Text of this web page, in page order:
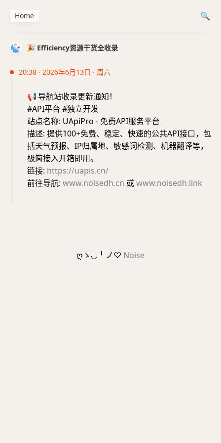
🎉 Efficiency资源干货全收录
20:38 · 2026年6月13日 · 周六
📢导航站收录更新通知！
#API平台 #独立开发
站点名称: UApiPro - 免费API服务平台
描述: 提供100+免费、稳定、快速的公共API接口，包
括天气预报、IP归属地、敏感词检测、机器翻译等，
极简接入开箱即用。
链接: https://uapis.cn/
前往导航: www.noisedh.cn 或www.noisedh.link
Home
ღゝ◡╹ノ♡ Noise